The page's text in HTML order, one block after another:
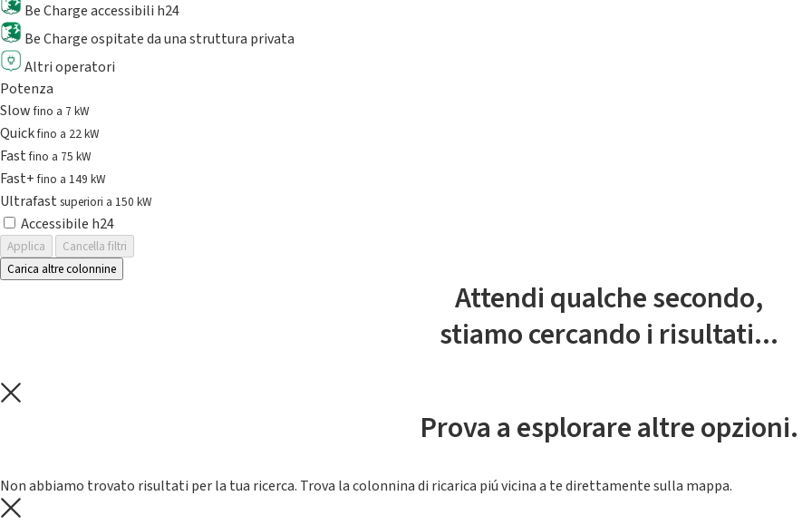
Be Charge accessibili h24
Be Charge ospitate da una struttura privata
Altri operatori
Potenza
Slowfino a 7 kW
Quickfino a 22 kW
Fastfino a 75 kW
Fast+fino a 149 kW
Ultrafast superiori a 150 kW
Accessibile h24
Applica
Cancella filtri
Carica altre colonnine
Attendi qualche secondo,
stiamo cercando i risultati...
Prova a esplorare altre opzioni.
Non abbiamo trovato risultati per la tua ricerca. Trova la colonnina di ricarica piú vicina a te direttamente sulla mappa.